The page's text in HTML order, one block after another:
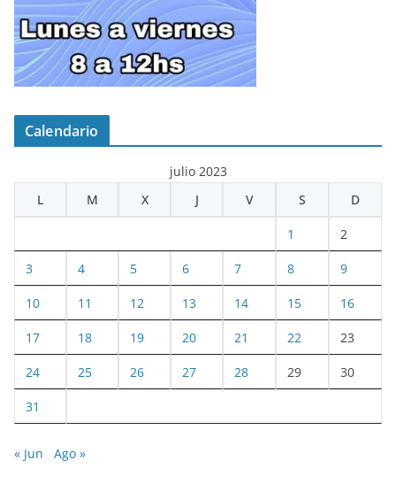
Calendario
julio 2023
L
M X J V S D
1 2
3 4 5 6 7 8 9
10 11 12 13 14 15 16
17 18 19 20 21 22 23
24 25 26 27 28 29 30
31
« Jun Ago »